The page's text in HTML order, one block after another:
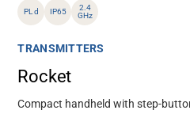
PL d IP65
2.4
GHz
TRANSMITTERS
Rocket
Compact handheld with step-